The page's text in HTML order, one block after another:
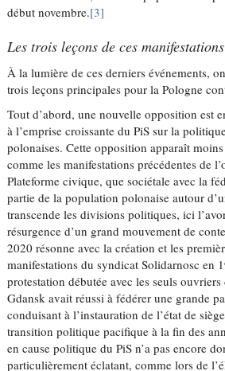
début novembre.[3]
Les trois leçons de ces manifestations
À la lumière de ces derniers événements,
trois leçons principales pour la Pologne
Tout d’abord, une nouvelle opposition est
à l’emprise croissante du PiS sur la
polonaises. Cette opposition apparaît
comme les manifestations précédentes de
Plateforme civique, que sociétale avec la
partie de la population polonaise autour
transcende les divisions politiques, ici
résurgence d’un grand mouvement de
2020 résonne avec la création et les
manifestations du syndicat Solidarnosc en
protestation débutée avec les seuls
Gdansk avait réussi à fédérer une grande
conduisant à l’instauration de l’état de
transition politique pacifique à la fin des
en cause politique du PiS n’a pas encore
particulièrement éclatant, comme lors de